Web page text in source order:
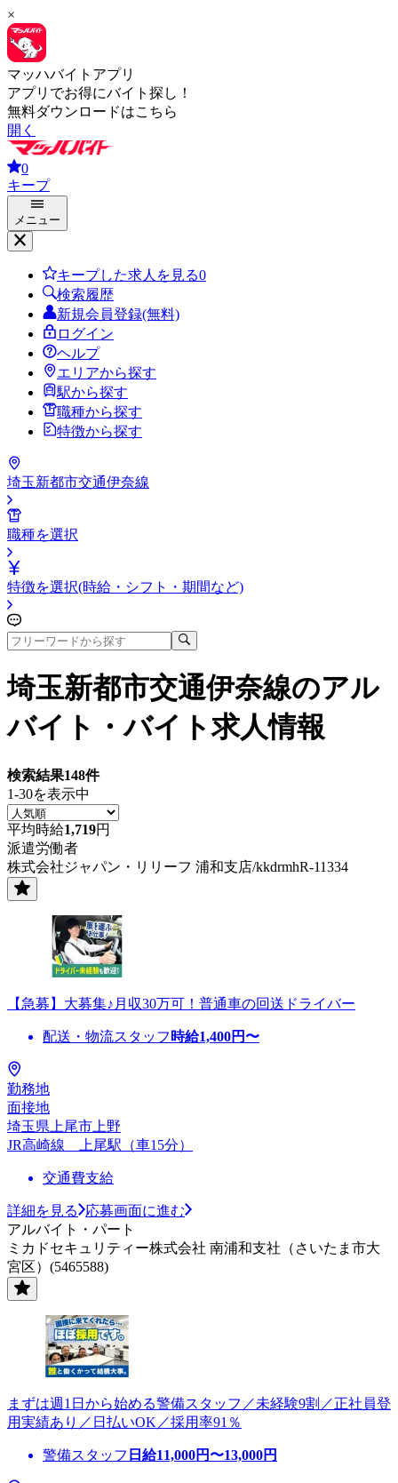
×
マッハバイトアプリ
アプリでお得にバイト探し！
無料ダウンロードはこちら
開く
0
キープ
メニュー
キープした求人を見る0
検索履歴
新規会員登録(無料)
ログイン
ヘルプ
エリアから探す
駅から探す
職種から探す
特徴から探す
埼玉新都市交通伊奈線
職種を選択
特徴を選択(時給・シフト・期間など)
埼玉新都市交通伊奈線のアル
バイト・バイト求人情報
検索結果148件
1-30を表示中
平均時給1,719円
派遣労働者
株式会社ジャパン・リリーフ 浦和支店/kkdrmhR-11334
【急募】大募集♪月収30万可！普通車の回送ドライバー
配送・物流スタッフ 時給1,400円〜
勤務地
面接地
埼玉県上尾市上野
JR高崎線 上尾駅（車15分）
交通費支給
詳細を見る
応募画面に進む
アルバイト・パート
ミカドセキュリティー株式会社 南浦和支社（さいたま市大
宮区）(5465588)
まずは週1日から始める警備スタッフ／未経験9割／正社員登
用実績あり／日払いOK／採用率91％
警備スタッフ 日給11,000円〜13,000円